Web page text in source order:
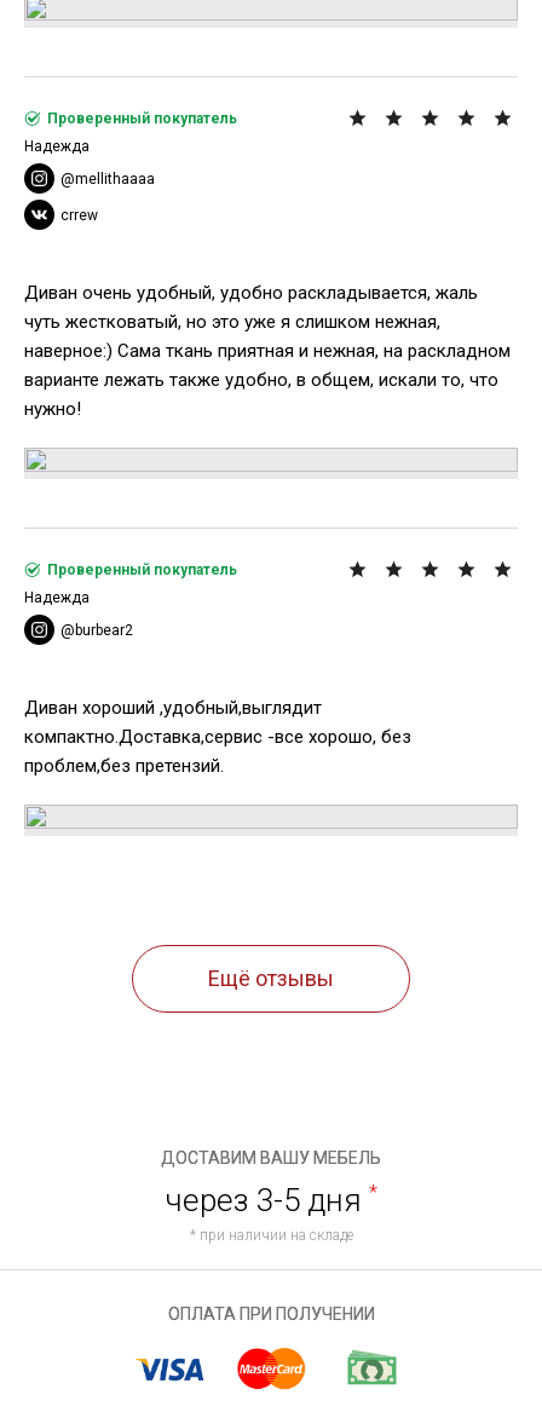
Диван очень удобный, удобно раскладывается, жаль
чуть жестковатый, но это уже я слишком нежная,
наверное:) Сама ткань приятная и нежная, на раскладном
варианте лежать также удобно, в общем, искали то, что
нужно!
Проверенный покупатель
Надежда
@mellithaaaa
crrew
Диван хороший ,удобный,выглядит
компактно.Доставка,сервис -все хорошо, без
проблем,без претензий.
Проверенный покупатель
Надежда
@burbear2
Ещё отзывы
ДОСТАВИМ ВАШУ МЕБЕЛЬ
через 3-5 дня *
* при наличии на складе
ОПЛАТА ПРИ ПОЛУЧЕНИИ